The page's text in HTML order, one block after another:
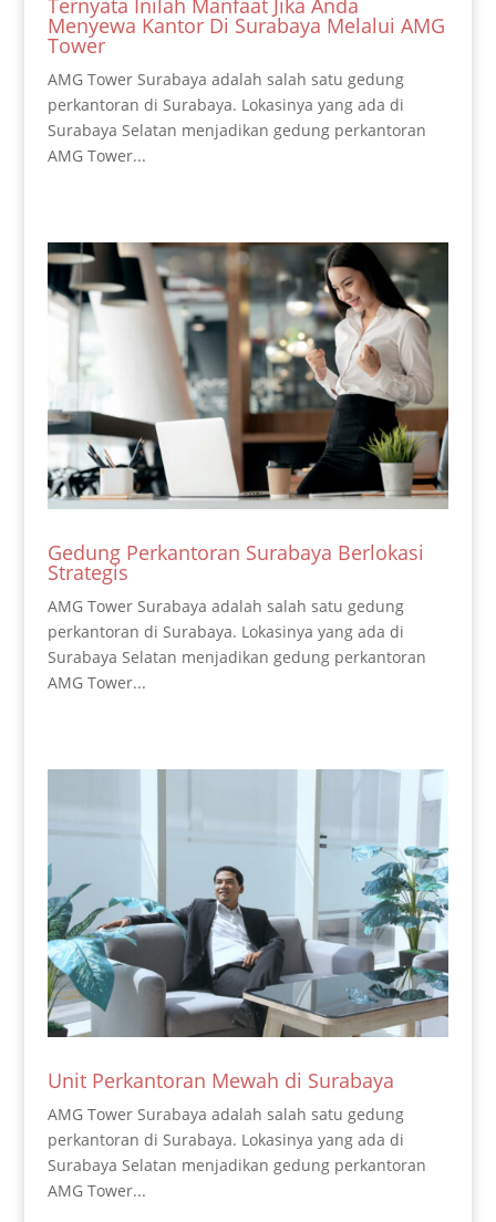
Menyewa Kantor Di Surabaya Melalui AMG
Tower
AMG Tower Surabaya adalah salah satu gedung
perkantoran di Surabaya. Lokasinya yang ada di
Surabaya Selatan menjadikan gedung perkantoran
AMG Tower...
Gedung Perkantoran Surabaya Berlokasi
Strategis
AMG Tower Surabaya adalah salah satu gedung
perkantoran di Surabaya. Lokasinya yang ada di
Surabaya Selatan menjadikan gedung perkantoran
AMG Tower...
Unit Perkantoran Mewah di Surabaya
AMG Tower Surabaya adalah salah satu gedung
perkantoran di Surabaya. Lokasinya yang ada di
Surabaya Selatan menjadikan gedung perkantoran
AMG Tower...